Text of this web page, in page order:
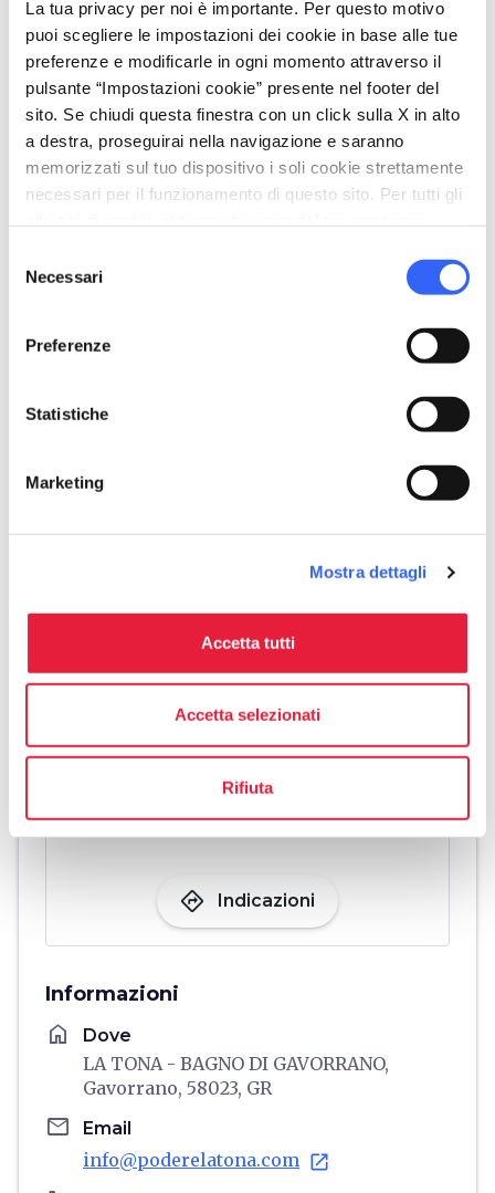
La tua privacy per noi è importante. Per questo motivo
puoi scegliere le impostazioni dei cookie in base alle tue
preferenze e modificarle in ogni momento attraverso il
pulsante “Impostazioni cookie” presente nel footer del
sito. Se chiudi questa finestra con un click sulla X in alto
a destra, proseguirai nella navigazione e saranno
memorizzati sul tuo dispositivo i soli cookie strettamente
necessari per il funzionamento di questo sito. Per tutti gli
delNecessari
Preferenze
Statistiche
Marketing
Mostra dettagli
Accetta tutti
Accetta selezionati
Rifiuta
bed Camere
Asciugacapelli
Riscaldamento
local_parking Parcheggio
Parcheggio
Mountain Bike
Trekking
Visite Guidate
directions Indicazioni
Informazioni
home Dove
LA TONA - BAGNO DI GAVORRANO,
Gavorrano, 58023, GR
email Email
info@poderelatona.com open_in_new